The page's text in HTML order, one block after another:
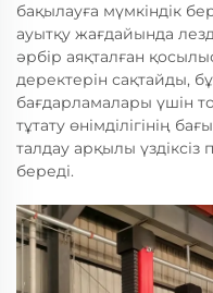
бақылауға мүмкіндік
ауытқу жағдайында
әрбір аяқталған
деректерін сақтайды,
бағдарламалары үшін
тұтату өнімділігінің
талдау арқылы үздіксіз
береді.